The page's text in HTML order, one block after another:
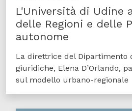
L'Università di Udine
delle Regioni e delle
autonome
La direttrice del Dipartimento
giuridiche, Elena D’Orlando,
sul modello urbano-regionale